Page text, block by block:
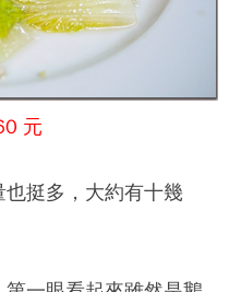
元
挺多，大約有十幾